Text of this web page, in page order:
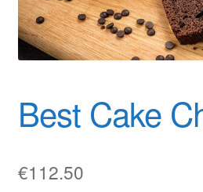
Καλάθι
Ο λογαριασμός μου
Όροι χρήσης
Best Cake
€112.50